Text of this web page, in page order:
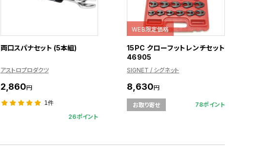
両口スパナセット (5本組)
アストロプロダクツ
2,860円
1件
26ポイント
WEB限定価格
15PC クローフットレンチセット
46905
SIGNET / シグネット
8,630円
お取り寄せ 78ポイント